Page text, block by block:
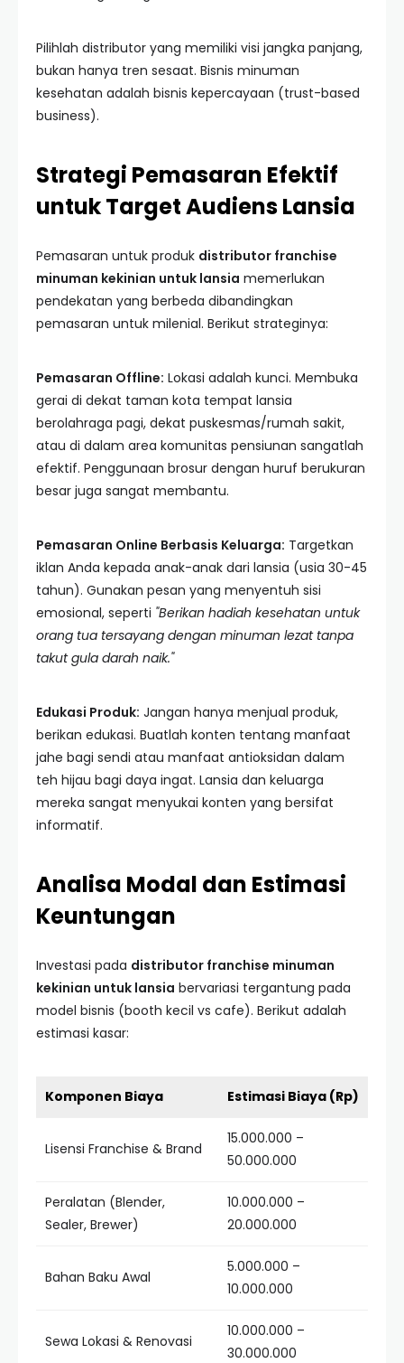
Pilihlah distributor yang memiliki visi jangka panjang,
bukan hanya tren sesaat. Bisnis minuman
kesehatan adalah bisnis kepercayaan (trust-based
business).
Strategi Pemasaran Efektif
untuk Target Audiens Lansia
Pemasaran untuk produk distributor franchise
minuman kekinian untuk lansia memerlukan
pendekatan yang berbeda dibandingkan
pemasaran untuk milenial. Berikut strateginya:
Pemasaran Offline: Lokasi adalah kunci. Membuka
gerai di dekat taman kota tempat lansia
berolahraga pagi, dekat puskesmas/rumah sakit,
atau di dalam area komunitas pensiunan sangatlah
efektif. Penggunaan brosur dengan huruf berukuran
besar juga sangat membantu.
Pemasaran Online Berbasis Keluarga: Targetkan
iklan Anda kepada anak-anak dari lansia (usia 30-45
tahun). Gunakan pesan yang menyentuh sisi
emosional, seperti "Berikan hadiah kesehatan untuk
orang tua tersayang dengan minuman lezat tanpa
takut gula darah naik."
Edukasi Produk: Jangan hanya menjual produk,
berikan edukasi. Buatlah konten tentang manfaat
jahe bagi sendi atau manfaat antioksidan dalam
teh hijau bagi daya ingat. Lansia dan keluarga
mereka sangat menyukai konten yang bersifat
informatif.
Analisa Modal dan Estimasi
Keuntungan
Investasi pada distributor franchise minuman
kekinian untuk lansia bervariasi tergantung pada
model bisnis (booth kecil vs cafe). Berikut adalah
estimasi kasar:
Komponen Biaya Estimasi Biaya (Rp)
Lisensi Franchise & Brand
15.000.000 –
50.000.000
Peralatan (Blender,
Sealer, Brewer)
10.000.000 –
20.000.000
Bahan Baku Awal
5.000.000 –
10.000.000
Sewa Lokasi & Renovasi
10.000.000 –
30.000.000